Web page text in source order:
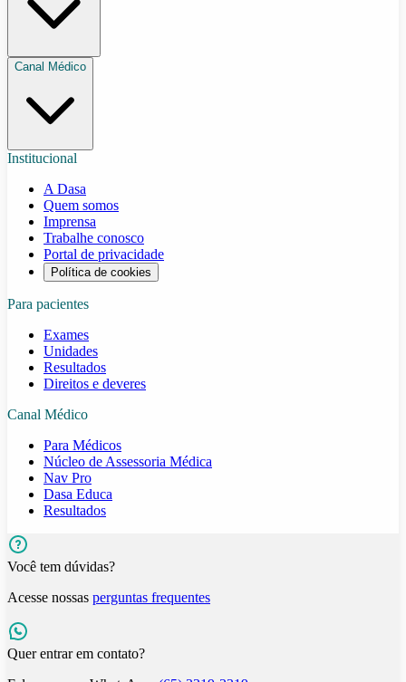
Canal Médico
Institucional
A Dasa
Quem somos
Imprensa
Trabalhe conosco
Portal de privacidade
Política de cookies
Para pacientes
Exames
Unidades
Resultados
Direitos e deveres
Canal Médico
Para Médicos
Núcleo de Assessoria Médica
Nav Pro
Dasa Educa
Resultados
Você tem dúvidas?
Acesse nossas perguntas frequentes
Quer entrar em contato?